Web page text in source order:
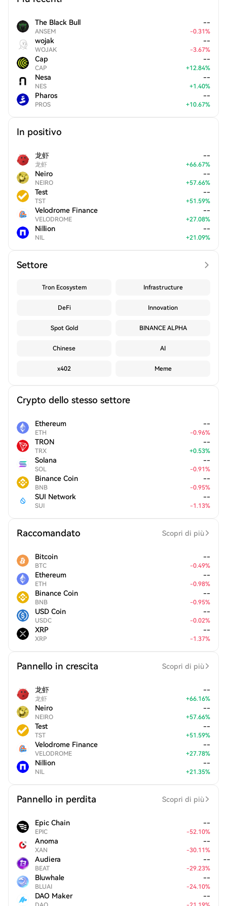
The Black Bull
ANSEM
--
-0.31%
wojak
WOJAK
--
-3.67%
Cap
CAP
--
+12.84%
Nesa
NES
--
+1.40%
Pharos
PROS
--
+10.67%
In positivo
龙虾
龙虾
--
+66.67%
Neiro
NEIRO
--
+57.66%
Test
TST
--
+51.59%
Velodrome Finance
VELODROME
--
+27.08%
Nillion
NIL
--
+21.09%
Settore
Tron Ecosystem Infrastructure
DeFi Innovation
Spot Gold BINANCE ALPHA
Chinese AI
x402 Meme
Crypto dello stesso settore
Ethereum
ETH
--
-0.96%
TRON
TRX
--
+0.53%
Solana
SOL
--
-0.91%
Binance Coin
BNB
--
-0.95%
SUI Network
SUI
--
-1.13%
Raccomandato Scopri di più
Bitcoin
BTC
--
-0.49%
Ethereum
ETH
--
-0.98%
Binance Coin
BNB
--
-0.95%
USD Coin
USDC
--
-0.02%
XRP
XRP
--
-1.37%
Pannello in crescita Scopri di più
龙虾
龙虾
--
+66.16%
Neiro
NEIRO
--
+57.66%
Test
TST
--
+51.59%
Velodrome Finance
VELODROME
--
+27.78%
Nillion
NIL
--
+21.35%
Pannello in perdita Scopri di più
Epic Chain
EPIC
--
-52.10%
Anoma
XAN
--
-30.11%
Audiera
BEAT
--
-29.23%
Bluwhale
BLUAI
--
-24.10%
DAO Maker --